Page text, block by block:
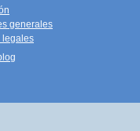
generales
legales